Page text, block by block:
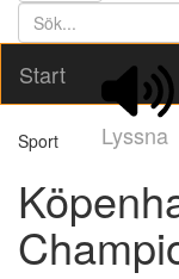
Söktext
Start
Lyssna
Sport